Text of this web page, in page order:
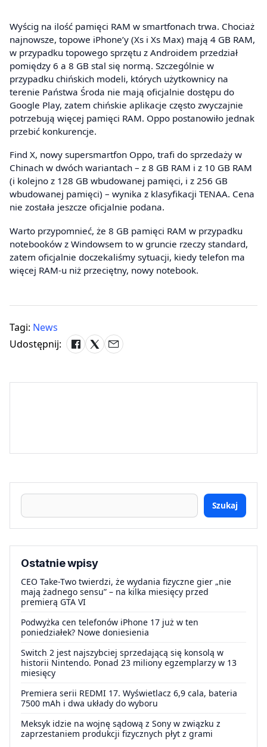
Wyścig na ilość pamięci RAM w smartfonach trwa. Chociaż
najnowsze, topowe iPhone’y (Xs i Xs Max) mają 4 GB RAM,
w przypadku topowego sprzętu z Androidem przedział
pomiędzy 6 a 8 GB stal się normą. Szczególnie w
przypadku chińskich modeli, których użytkownicy na
terenie Państwa Środa nie mają oficjalnie dostępu do
Google Play, zatem chińskie aplikacje często zwyczajnie
potrzebują więcej pamięci RAM. Oppo postanowiło jednak
przebić konkurencje.
Find X, nowy supersmartfon Oppo, trafi do sprzedaży w
Chinach w dwóch wariantach – z 8 GB RAM i z 10 GB RAM
(i kolejno z 128 GB wbudowanej pamięci, i z 256 GB
wbudowanej pamięci) – wynika z klasyfikacji TENAA. Cena
nie została jeszcze oficjalnie podana.
Warto przypomnieć, że 8 GB pamięci RAM w przypadku
notebooków z Windowsem to w gruncie rzeczy standard,
zatem oficjalnie doczekaliśmy sytuacji, kiedy telefon ma
więcej RAM-u niż przeciętny, nowy notebook.
Tagi: News
Udostępnij:
Szukaj
Ostatnie wpisy
CEO Take-Two twierdzi, że wydania fizyczne gier „nie
mają żadnego sensu” – na kilka miesięcy przed
premierą GTA VI
Podwyżka cen telefonów iPhone 17 już w ten
poniedziałek? Nowe doniesienia
Switch 2 jest najszybciej sprzedającą się konsolą w
historii Nintendo. Ponad 23 miliony egzemplarzy w 13
miesięcy
Premiera serii REDMI 17. Wyświetlacz 6,9 cala, bateria
7500 mAh i dwa układy do wyboru
Meksyk idzie na wojnę sądową z Sony w związku z
zaprzestaniem produkcji fizycznych płyt z grami